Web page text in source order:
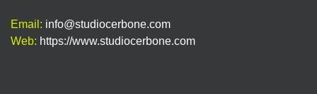
Email: info@studiocerbone.com
Web: https://www.studiocerbone.com